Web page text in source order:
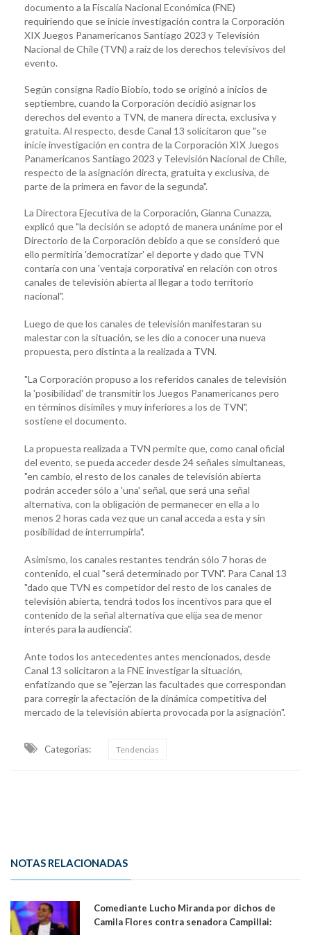
documento a la Fiscalía Nacional Económica (FNE)
requiriendo que se inicie investigación contra la Corporación
XIX Juegos Panamericanos Santiago 2023 y Televisión
Nacional de Chile (TVN) a raíz de los derechos televisivos del
evento.
Según consigna Radio Biobío, todo se originó a inicios de
septiembre, cuando la Corporación decidió asignar los
derechos del evento a TVN, de manera directa, exclusiva y
gratuita. Al respecto, desde Canal 13 solicitaron que "se
inicie investigación en contra de la Corporación XIX Juegos
Panamericanos Santiago 2023 y Televisión Nacional de Chile,
respecto de la asignación directa, gratuita y exclusiva, de
parte de la primera en favor de la segunda".
La Directora Ejecutiva de la Corporación, Gianna Cunazza,
explicó que "la decisión se adoptó de manera unánime por el
Directorio de la Corporación debido a que se consideró que
ello permitiría 'democratizar' el deporte y dado que TVN
contaría con una 'ventaja corporativa' en relación con otros
canales de televisión abierta al llegar a todo territorio
nacional".
Luego de que los canales de televisión manifestaran su
malestar con la situación, se les dio a conocer una nueva
propuesta, pero distinta a la realizada a TVN.
"La Corporación propuso a los referidos canales de televisión
la 'posibilidad' de transmitir los Juegos Panamericanos pero
en términos disímiles y muy inferiores a los de TVN",
sostiene el documento.
La propuesta realizada a TVN permite que, como canal oficial
del evento, se pueda acceder desde 24 señales simultaneas,
"en cambio, el resto de los canales de televisión abierta
podrán acceder sólo a 'una' señal, que será una señal
alternativa, con la obligación de permanecer en ella a lo
menos 2 horas cada vez que un canal acceda a esta y sin
posibilidad de interrumpirla".
Asimismo, los canales restantes tendrán sólo 7 horas de
contenido, el cual "será determinado por TVN". Para Canal 13
"dado que TVN es competidor del resto de los canales de
televisión abierta, tendrá todos los incentivos para que el
contenido de la señal alternativa que elija sea de menor
interés para la audiencia".
Ante todos los antecedentes antes mencionados, desde
Canal 13 solicitaron a la FNE investigar la situación,
enfatizando que se "ejerzan las facultades que correspondan
para corregir la afectación de la dinámica competitiva del
mercado de la televisión abierta provocada por la asignación".
Categorias: Tendencias
NOTAS RELACIONADAS
Comediante Lucho Miranda por dichos de
Camila Flores contra senadora Campillai: